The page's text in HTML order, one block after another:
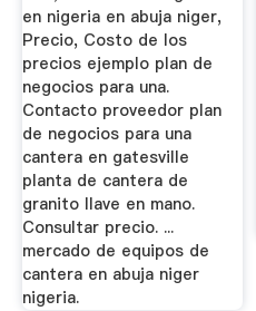
en nigeria en abuja niger,
Precio, Costo de los
precios ejemplo plan de
negocios para una.
Contacto proveedor plan
de negocios para una
cantera en gatesville
planta de cantera de
granito llave en mano.
Consultar precio. ...
mercado de equipos de
cantera en abuja niger
nigeria.